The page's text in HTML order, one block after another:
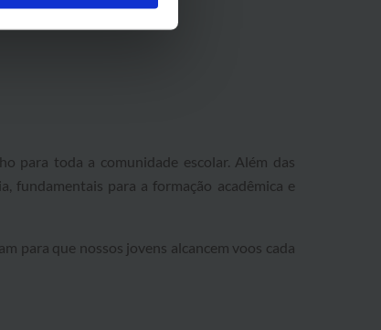
para toda a comunidade escolar. Além das
fundamentais para a formação acadêmica e
para que nossos jovens alcancem voos cada